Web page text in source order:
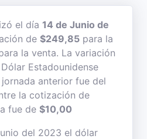
el día 14 de Junio de
de $249,85 para la
la venta. La variación
Estadounidense
anterior fue del
la cotización de
fue de $10,00
del 2023 el dólar